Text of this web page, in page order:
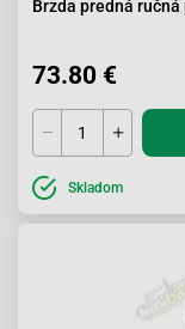
Brzda predná
73.80 €
Skladom